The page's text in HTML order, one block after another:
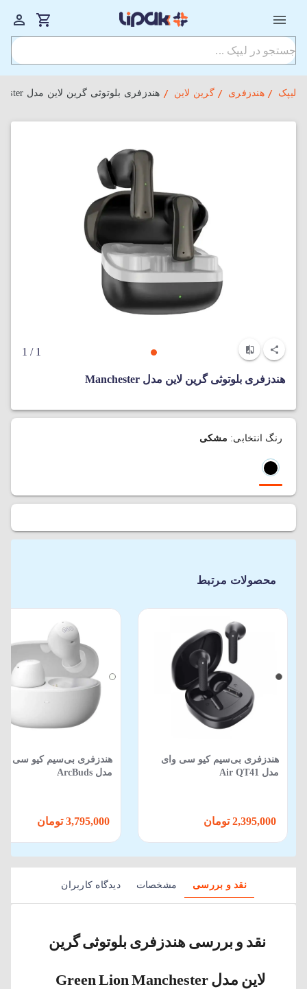
لیپک هندزفری گرین لاین هندزفری بلوتوثی گرین لاین مدل Manchester
1
/ 1
هندزفری بلوتوثی گرین لاین مدل Manchester
رنگ انتخابی: مشکی
محصولات مرتبط
هندزفری بی‌سیم کیو سی وای
مدل Air QT41
هندزفری بی‌سیم کیو سی
مدل ArcBuds
نقد و بررسی مشخصات دیدگاه کاربران
نقد و بررسی هندزفری بلوتوثی گرین
لاین مدل Green Lion Manchester